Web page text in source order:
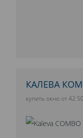
КАЛЕВА
купить окно от 42